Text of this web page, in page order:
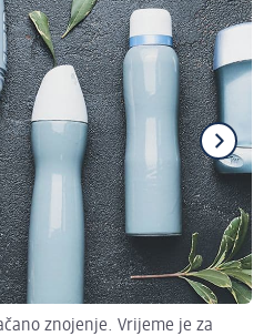
znojenje. Vrijeme je za